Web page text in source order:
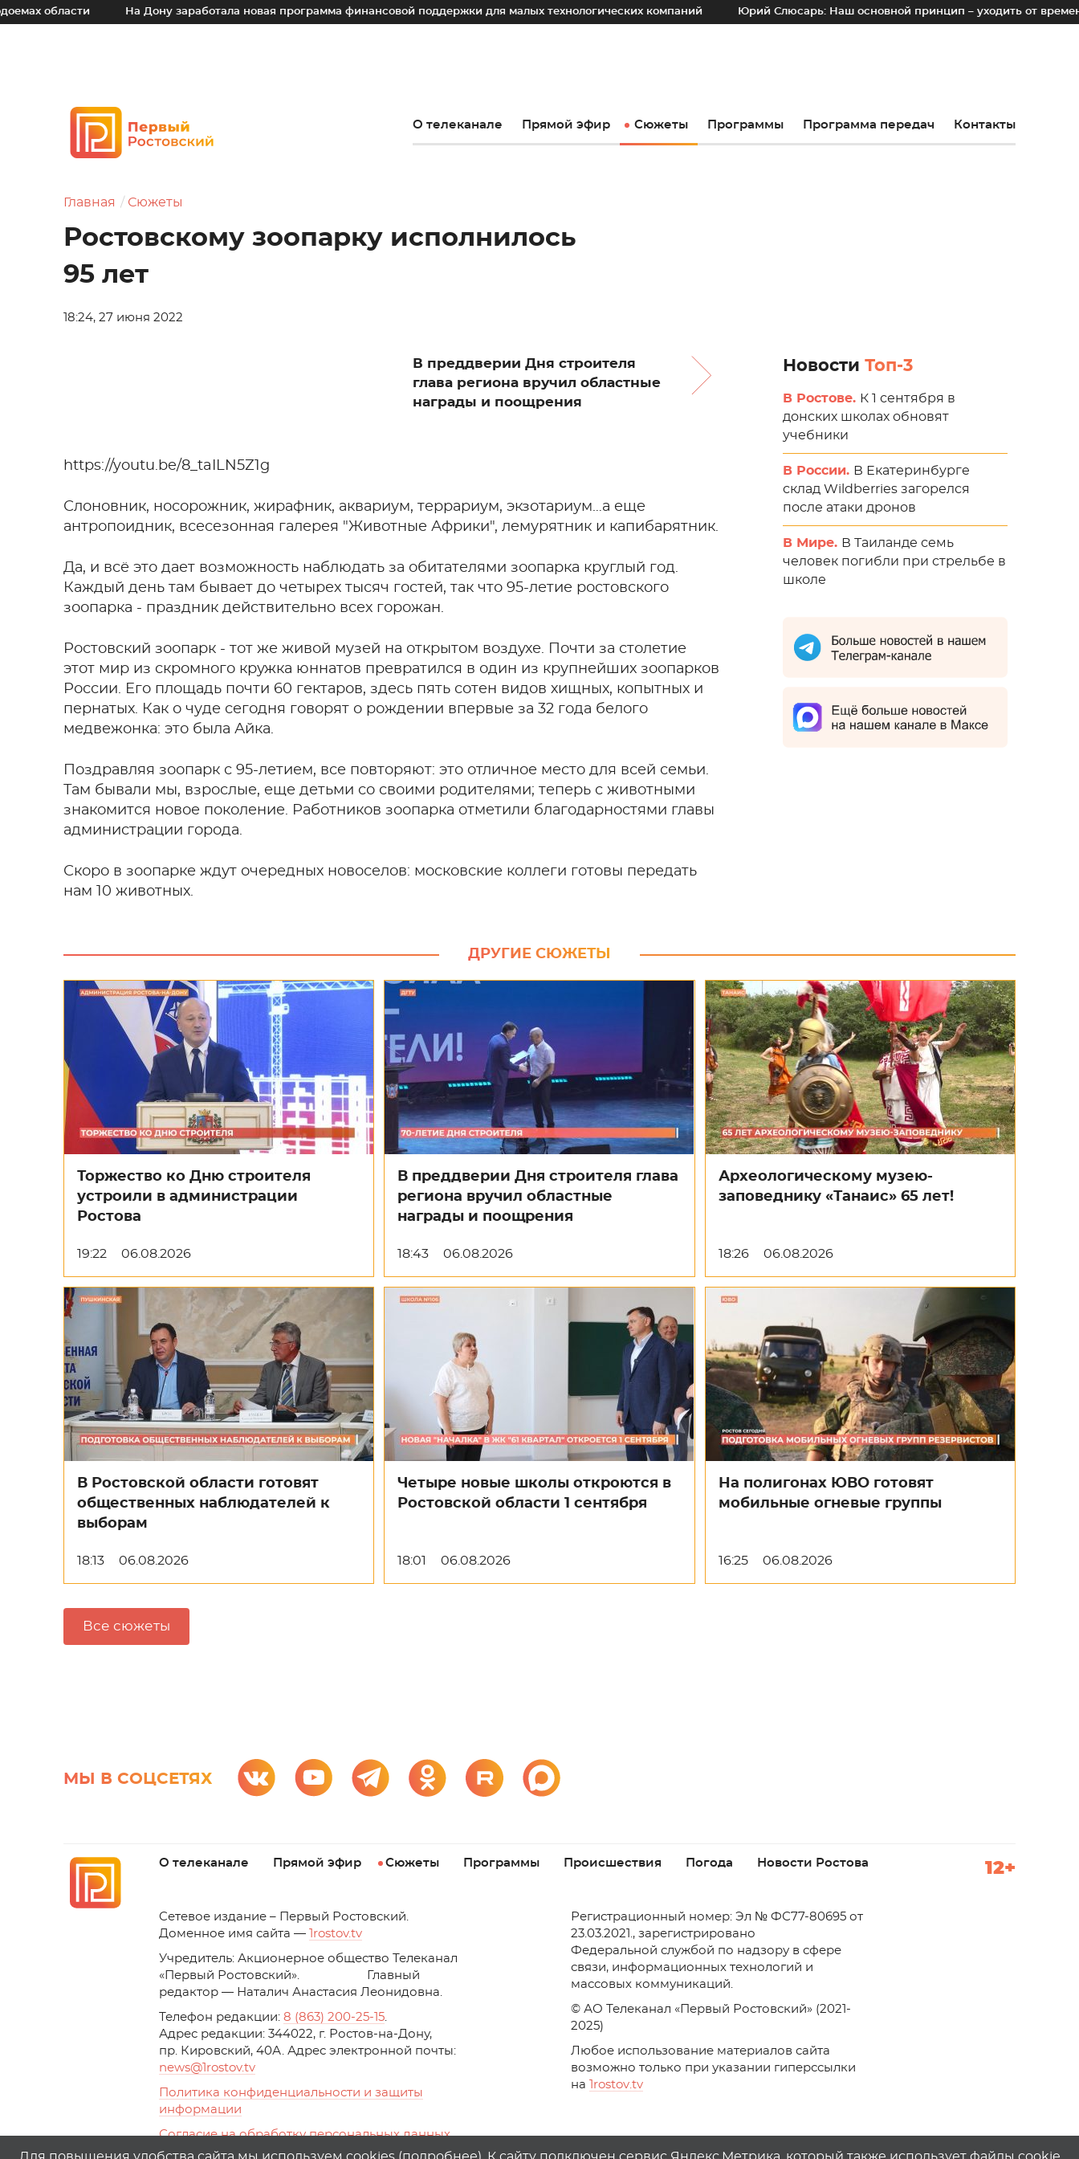
На Дону заработала новая программа финансовой поддержки для малых технологических компаний Юрий Слюсарь: Наш основной принцип – уходить от временных
О телеканале Прямой эфир Сюжеты Программы Программа передач Контакты
Главная Сюжеты
Ростовскому зоопарку исполнилось
95 лет
18:24, 27 июня 2022
В преддверии Дня строителя
глава региона вручил областные
награды и поощрения
https://youtu.be/8_taILN5Z1g
Слоновник, носорожник, жирафник, аквариум, террариум, экзотариум…а еще
антропоидник, всесезонная галерея "Животные Африки", лемурятник и капибарятник.
Да, и всё это дает возможность наблюдать за обитателями зоопарка круглый год.
Каждый день там бывает до четырех тысяч гостей, так что 95-летие ростовского
зоопарка - праздник действительно всех горожан.
Ростовский зоопарк - тот же живой музей на открытом воздухе. Почти за столетие
этот мир из скромного кружка юннатов превратился в один из крупнейших зоопарков
России. Его площадь почти 60 гектаров, здесь пять сотен видов хищных, копытных и
пернатых. Как о чуде сегодня говорят о рождении впервые за 32 года белого
медвежонка: это была Айка.
Поздравляя зоопарк с 95-летием, все повторяют: это отличное место для всей семьи.
Там бывали мы, взрослые, еще детьми со своими родителями; теперь с животными
знакомится новое поколение. Работников зоопарка отметили благодарностями главы
администрации города.
Скоро в зоопарке ждут очередных новоселов: московские коллеги готовы передать
нам 10 животных.
Новости Топ-3
В Ростове. К 1 сентября в
донских школах обновят
учебники
В России. В Екатеринбурге
склад Wildberries загорелся
после атаки дронов
В Мире. В Таиланде семь
человек погибли при стрельбе в
школе
ДРУГИЕ СЮЖЕТЫ
Торжество ко Дню строителя
устроили в администрации
Ростова
19:22 06.08.2026
В преддверии Дня строителя глава
региона вручил областные
награды и поощрения
18:43 06.08.2026
Археологическому музею-
заповеднику «Танаис» 65 лет!
18:26 06.08.2026
В Ростовской области готовят
общественных наблюдателей к
выборам
18:13 06.08.2026
Четыре новые школы откроются в
Ростовской области 1 сентября
18:01 06.08.2026
На полигонах ЮВО готовят
мобильные огневые группы
16:25 06.08.2026
Все сюжеты
МЫ В СОЦСЕТЯХ
О телеканале Прямой эфир Сюжеты Программы Происшествия Погода Новости Ростова 12+
Cетевое издание – Первый Ростовский.
Доменное имя сайта —
1rostov.tv
Учредитель: Акционерное общество Телеканал
«Первый Ростовский». Главный
редактор — Наталич Анастасия Леонидовна.
Телефон редакции: 8 (863) 200-25-15.
Адрес редакции: 344022, г. Ростов-на-Дону,
пр. Кировский, 40А. Адрес электронной почты:
news@1rostov.tv
Политика конфиденциальности и защиты
информации
Согласие на обработку персональных данных
с помощью сервисов Yandex.Metrika, top.mail.ru
Регистрационный номер: Эл № ФС77-80695 от
23.03.2021., зарегистрировано
Федеральной службой по надзору в сфере
связи, информационных технологий и
массовых коммуникаций.
© АО Телеканал «Первый Ростовский» (2021-
2025)
Любое использование материалов сайта
возможно только при указании гиперссылки
на
rostov.tv